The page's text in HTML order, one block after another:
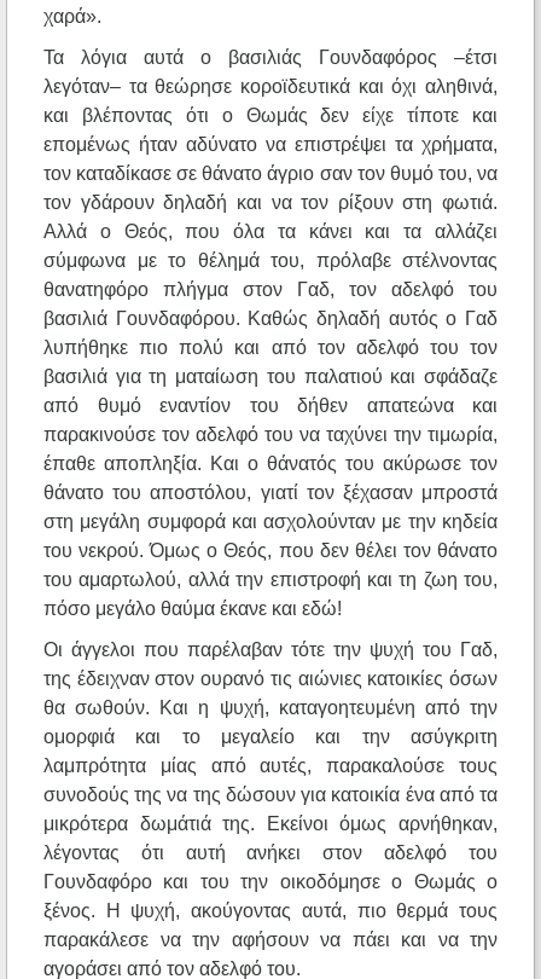
χαρά».
Τα λόγια αυτά ο βασιλιάς Γουνδαφόρος –έτσι
λεγόταν– τα θεώρησε κοροϊδευτικά και όχι αληθινά,
και βλέποντας ότι ο Θωμάς δεν είχε τίποτε και
επομένως ήταν αδύνατο να επιστρέψει τα χρήματα,
τον καταδίκασε σε θάνατο άγριο σαν τον θυμό του, να
τον γδάρουν δηλαδή και να τον ρίξουν στη φωτιά.
Αλλά ο Θεός, που όλα τα κάνει και τα αλλάζει
σύμφωνα με το θέλημά του, πρόλαβε στέλνοντας
θανατηφόρο πλήγμα στον Γαδ, τον αδελφό του
βασιλιά Γουνδαφόρου. Καθώς δηλαδή αυτός ο Γαδ
λυπήθηκε πιο πολύ και από τον αδελφό του τον
βασιλιά για τη ματαίωση του παλατιού και σφάδαζε
από θυμό εναντίον του δήθεν απατεώνα και
παρακινούσε τον αδελφό του να ταχύνει την τιμωρία,
έπαθε αποπληξία. Και ο θάνατός του ακύρωσε τον
θάνατο του αποστόλου, γιατί τον ξέχασαν μπροστά
στη μεγάλη συμφορά και ασχολούνταν με την κηδεία
του νεκρού. Όμως ο Θεός, που δεν θέλει τον θάνατο
του αμαρτωλού, αλλά την επιστροφή και τη ζωη του,
πόσο μεγάλο θαύμα έκανε και εδώ!
Οι άγγελοι που παρέλαβαν τότε την ψυχή του Γαδ,
της έδειχναν στον ουρανό τις αιώνιες κατοικίες όσων
θα σωθούν. Και η ψυχή, καταγοητευμένη από την
ομορφιά και το μεγαλείο και την ασύγκριτη
λαμπρότητα μίας από αυτές, παρακαλούσε τους
συνοδούς της να της δώσουν για κατοικία ένα από τα
μικρότερα δωμάτιά της. Εκείνοι όμως αρνήθηκαν,
λέγοντας ότι αυτή ανήκει στον αδελφό του
Γουνδαφόρο και του την οικοδόμησε ο Θωμάς ο
ξένος. Η ψυχή, ακούγοντας αυτά, πιο θερμά τους
παρακάλεσε να την αφήσουν να πάει και να την
αγοράσει από τον αδελφό του.